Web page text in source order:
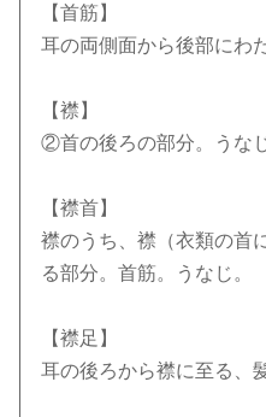
【首筋】
耳の両側面から後部にわ
【襟】
②首の後ろの部分。うなじ
【襟首】
襟のうち、襟（衣類の首
る部分。首筋。うなじ。
【襟足】
耳の後ろから襟に至る、